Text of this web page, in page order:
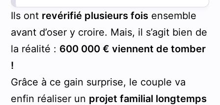
Ils ont revérifié plusieurs foisensemble
avant d’oser y croire. Mais, il s’agit bien de
la réalité : 600 000 € viennent de tomber
!
Grâce à ce gain surprise, le couple va
enfin réaliser un projet familial longtemps